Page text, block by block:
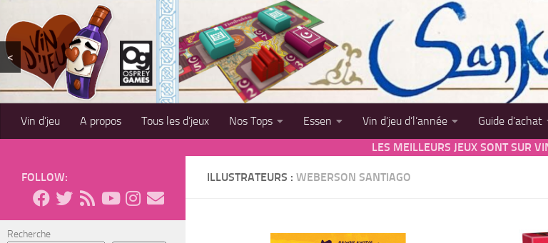
Skip to content
<
Vin d’jeu A propos Tous les d’jeux Nos Tops Essen Vin d’jeu d’l’année Guide d’achat
LES MEILLEURS JEUX SONT SUR
ILLUSTRATEURS : WEBERSON SANTIAGO
FOLLOW:
Recherche